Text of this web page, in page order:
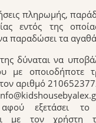
πληρωμής,
εντός της
παραδώσει τα
δύναται να
με οποιοδήποτε
αριθμό
αφού εξετάσει
με τον χρήστη